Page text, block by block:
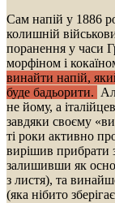
Сам напій у 1886
колишній
поранення у часи
морфіном і
винайти напій,
буде бадьорити.
не йому, а
завдяки своєму
ті роки активно
вирішив прибрати
залишивши як
з листя), та
(яка нібито